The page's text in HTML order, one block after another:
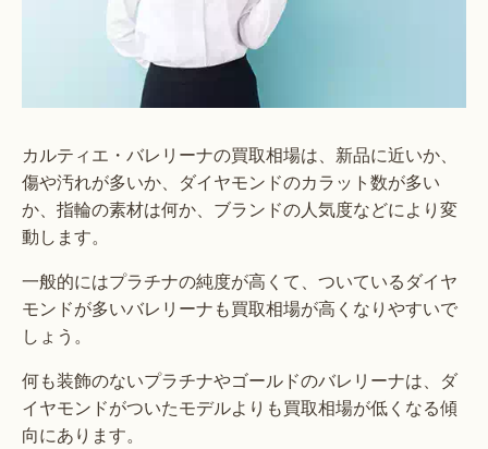
カルティエ・バレリーナの買取相場は、新品に近いか、
傷や汚れが多いか、ダイヤモンドのカラット数が多い
か、指輪の素材は何か、ブランドの人気度などにより変
動します。
一般的にはプラチナの純度が高くて、ついているダイヤ
モンドが多いバレリーナも買取相場が高くなりやすいで
しょう。
何も装飾のないプラチナやゴールドのバレリーナは、ダ
イヤモンドがついたモデルよりも買取相場が低くなる傾
向にあります。